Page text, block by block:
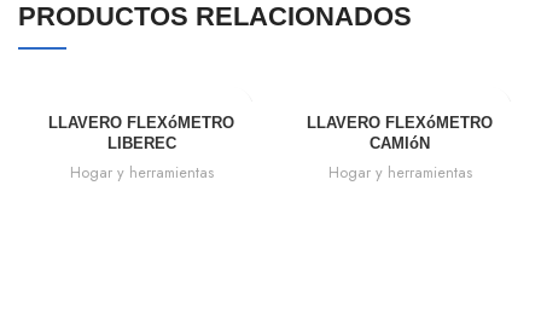
PRODUCTOS RELACIONADOS
LLAVERO FLEXóMETRO
LIBEREC
Hogar y herramientas
LLAVERO FLEXóMETRO
CAMIóN
Hogar y herramientas